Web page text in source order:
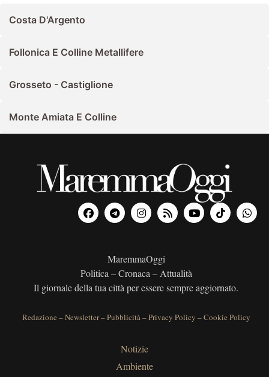
Costa D'Argento
Follonica E Colline Metallifere
Grosseto - Castiglione
Monte Amiata E Colline
MaremmaOggi
Politica – Cronaca – Attualità
Il giornale della tua città per essere sempre aggiornato.
Redazione –Newsletter–Pubblicità–Privacy Policy –Cookie Policy
Notizie
Ambiente